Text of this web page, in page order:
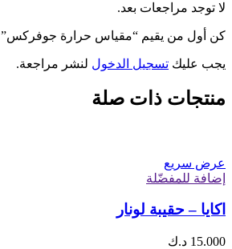
لا توجد مراجعات بعد.
كن أول من يقيم “مقياس حرارة جوفركس”
يجب عليك تسجيل الدخول لنشر مراجعة.
منتجات ذات صلة
عرض سريع
إضافة للمفضّلة
اكايا – حقيبة لونار
15.000 د.ك